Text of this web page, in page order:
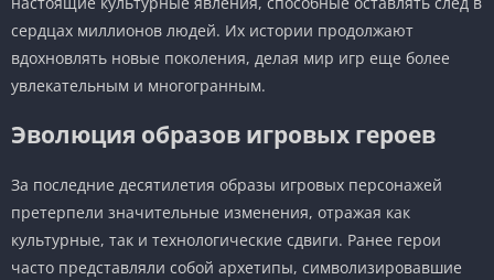
сердцах миллионов людей. Их истории продолжают
вдохновлять новые поколения, делая мир игр еще более
увлекательным и многогранным.
Эволюция образов игровых героев
За последние десятилетия образы игровых персонажей
претерпели значительные изменения, отражая как
культурные, так и технологические сдвиги. Ранее герои
часто представляли собой архетипы, символизировавшие